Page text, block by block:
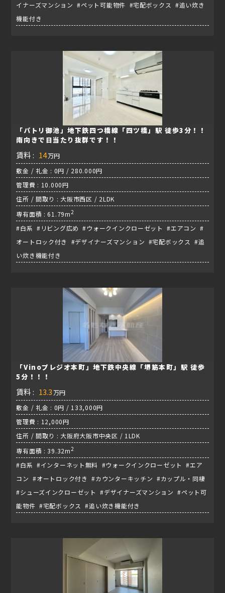
イナーズマンション #ペット可能物件 #宅配ボックス #追い炊き
機能付き
「パトリ御池」地下鉄四つ橋線「四ツ橋」駅 徒歩3分！！
南向きで日当たり抜群です！！
賃料 : 14万円
敷金 / 礼金 : 0円 / 280.000円
管理費 : 10.000円
住所 / 間取り : 大阪市西区 / 2LDK
専有面積 : 61.79m2
#白系 #リビング広め #ウォークインクローゼット #エアコン #
オートロック付き #デザイナーズマンション #宅配ボックス #追
い炊き機能付き
「Vinoプレジオ本町」地下鉄中央線「堺筋本町」駅 徒歩
5分！！！
賃料 : 13.3 万円
敷金 / 礼金 : 0円 / 133,000円
管理費 : 12,000円
住所 / 間取り : 大阪府大阪市中央区 / 1LDK
専有面積 : 39.32m2
#白系 #インターネット無料 #ウォークインクローゼット #エア
コン #オートロック付き #カウンターキッチン #カップル・同棲
#シューズインクローゼット #デザイナーズマンション #ペット可
能物件 #宅配ボックス #追い炊き機能付き